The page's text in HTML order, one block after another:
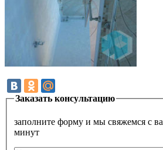
Заказать консультацию
заполните форму и мы свяжемся с
минут